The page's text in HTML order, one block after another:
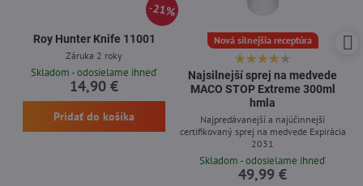
21%
Roy Hunter Knife 11001
Záruka 2 roky
Skladom - odosielame ihneď
14,90 €
Pridať do košíka
Nová silnejšia receptúra
Najsilnejší sprej na medvede
MACO STOP Extreme 300ml
hmla
Najpredávanejší a najúčinnejší
certifikovaný sprej na medvede Expirácia
2031
Skladom - odosielame ihneď
49,99 €